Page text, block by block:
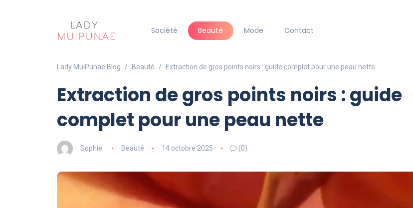
Société Beauté Mode Contact
Lady MuiPunae Blog Beauté Extraction de gros points noirs : guide complet pour une peau nette
Extraction de gros points noirs : guide
complet pour une peau nette
Sophie Beauté 14 octobre 2025 (0)